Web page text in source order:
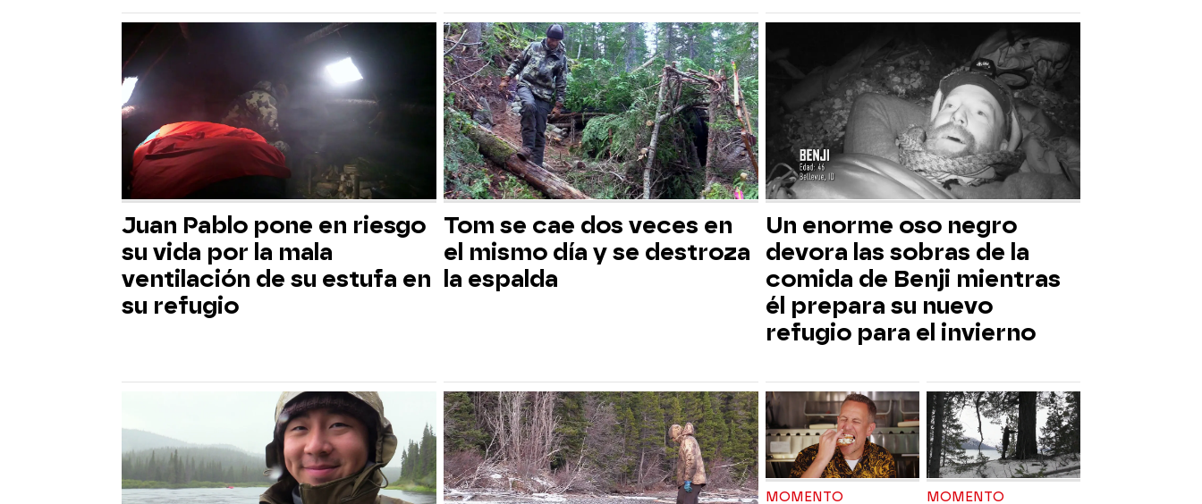
Juan Pablo pone en riesgo
su vida por la mala
ventilación de su estufa en
su refugio
Tom se cae dos veces en
el mismo día y se destroza
la espalda
Un enorme oso negro
devora las sobras de la
comida de Benji mientras
él prepara su nuevo
refugio para el invierno
MOMENTO
MOMENTO